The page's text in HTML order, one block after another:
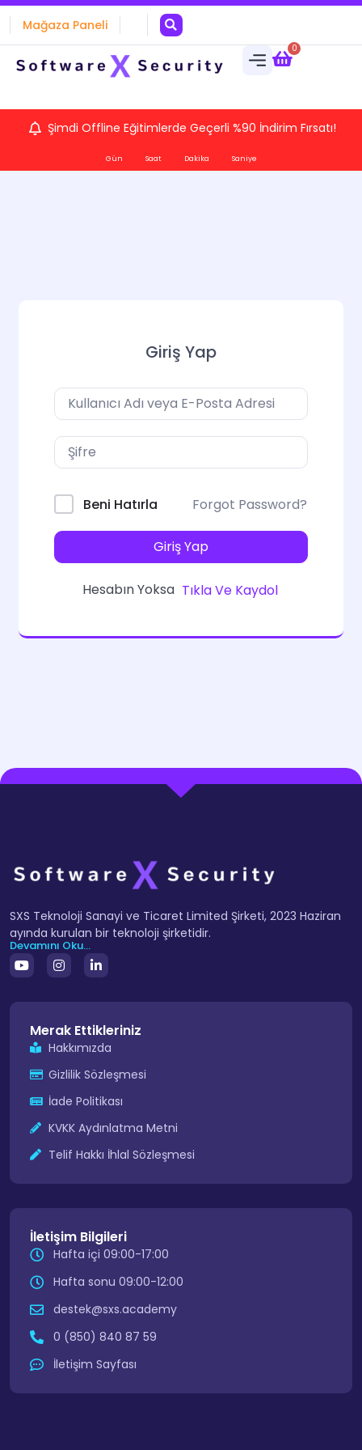
Mağaza Paneli
0
Şimdi Offline Eğitimlerde Geçerli %90 İndirim Fırsatı!
Gün Saat Dakika Saniye
Giriş Yap
Beni Hatırla Forgot Password?
Giriş Yap
Hesabın Yoksa Tıkla Ve Kaydol
SXS Teknoloji Sanayi ve Ticaret Limited Şirketi, 2023 Haziran
ayında kurulan bir teknoloji şirketidir.
Devamını Oku...
Merak Ettikleriniz
Hakkımızda
Gizlilik Sözleşmesi
İade Politikası
KVKK Aydınlatma Metni
Telif Hakkı İhlal Sözleşmesi
İletişim Bilgileri
Hafta içi 09:00-17:00
Hafta sonu 09:00-12:00
destek@sxs.academy
0 (850) 840 87 59
İletişim Sayfası